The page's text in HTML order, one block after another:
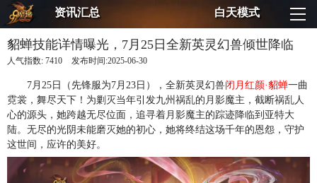
资讯汇总 白天模式
貂蝉技能详情曝光，7月25日全新英灵幻兽倾世降临
人气指数: 7410 发布时间:2025-06-30
7月25日（先锋服为7月23日），全新英灵幻兽闭月红颜·貂蝉一曲
霓裳，舞尽天下！为剿灭当年引发九州祸乱的月影魔主，截断祸乱人
心的源头，她跨越无尽位面，追寻着月影魔主的踪迹降临到亚特大
陆。无尽的光阴未能磨灭她的初心，她将终结这场千年的恩怨，守护
这世间，应许的美好。